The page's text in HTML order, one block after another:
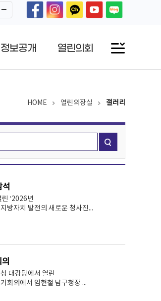
정보공개 열린의회
HOME 열린의장실 갤러리
석
‘2026년
방자치 발전의 새로운 청사진...
대강당에서 열린
회의에서 임현철 남구청장 ...